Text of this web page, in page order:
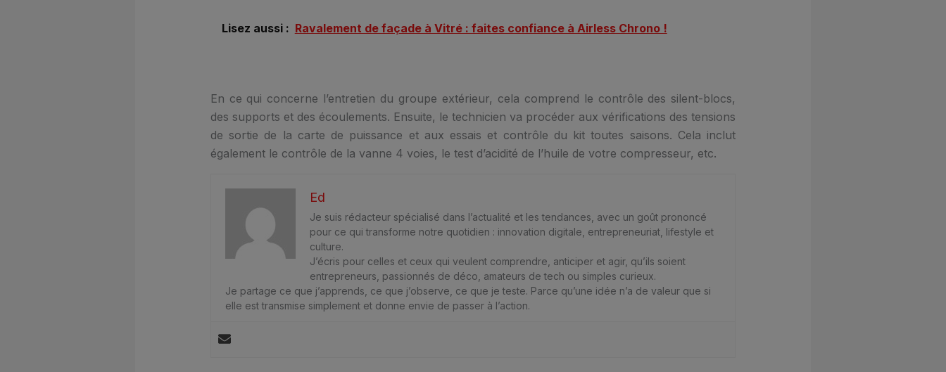
Lisez aussi : Ravalement de façade à Vitré : faites confiance à Airless Chrono !
En ce qui concerne l’entretien du groupe extérieur, cela comprend le contrôle des silent-blocs,
des supports et des écoulements. Ensuite, le technicien va procéder aux vérifications des tensions
de sortie de la carte de puissance et aux essais et contrôle du kit toutes saisons. Cela inclut
également le contrôle de la vanne 4 voies, le test d’acidité de l’huile de votre compresseur, etc.
Ed
Je suis rédacteur spécialisé dans l’actualité et les tendances, avec un goût prononcé
pour ce qui transforme notre quotidien : innovation digitale, entrepreneuriat, lifestyle et
culture.
J’écris pour celles et ceux qui veulent comprendre, anticiper et agir, qu’ils soient
entrepreneurs, passionnés de déco, amateurs de tech ou simples curieux.
Je partage ce que j’apprends, ce que j’observe, ce que je teste. Parce qu’une idée n’a de valeur que si
elle est transmise simplement et donne envie de passer à l’action.